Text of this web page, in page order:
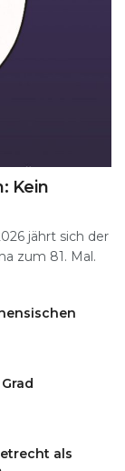
Kein
jährt sich der
zum 81. Mal.
als